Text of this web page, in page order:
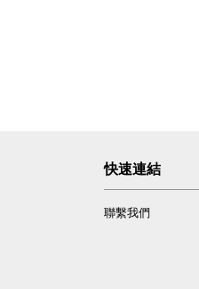
快速連結
聯繫我們